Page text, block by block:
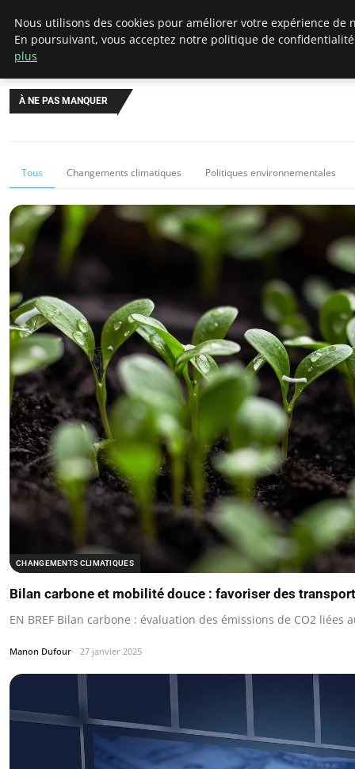
Climategatecountryclub.com
À NE PAS MANQUER
Tous Changements climatiques Politiques environnementales
CHANGEMENTS CLIMATIQUES
Bilan carbone et mobilité douce : favoriser des
EN BREF Bilan carbone : évaluation des émissions de CO2 liées
Manon Dufour 27 janvier 2025
Nous utilisons des cookies pour améliorer votre expérience de
En poursuivant, vous acceptez notre politique de
plus